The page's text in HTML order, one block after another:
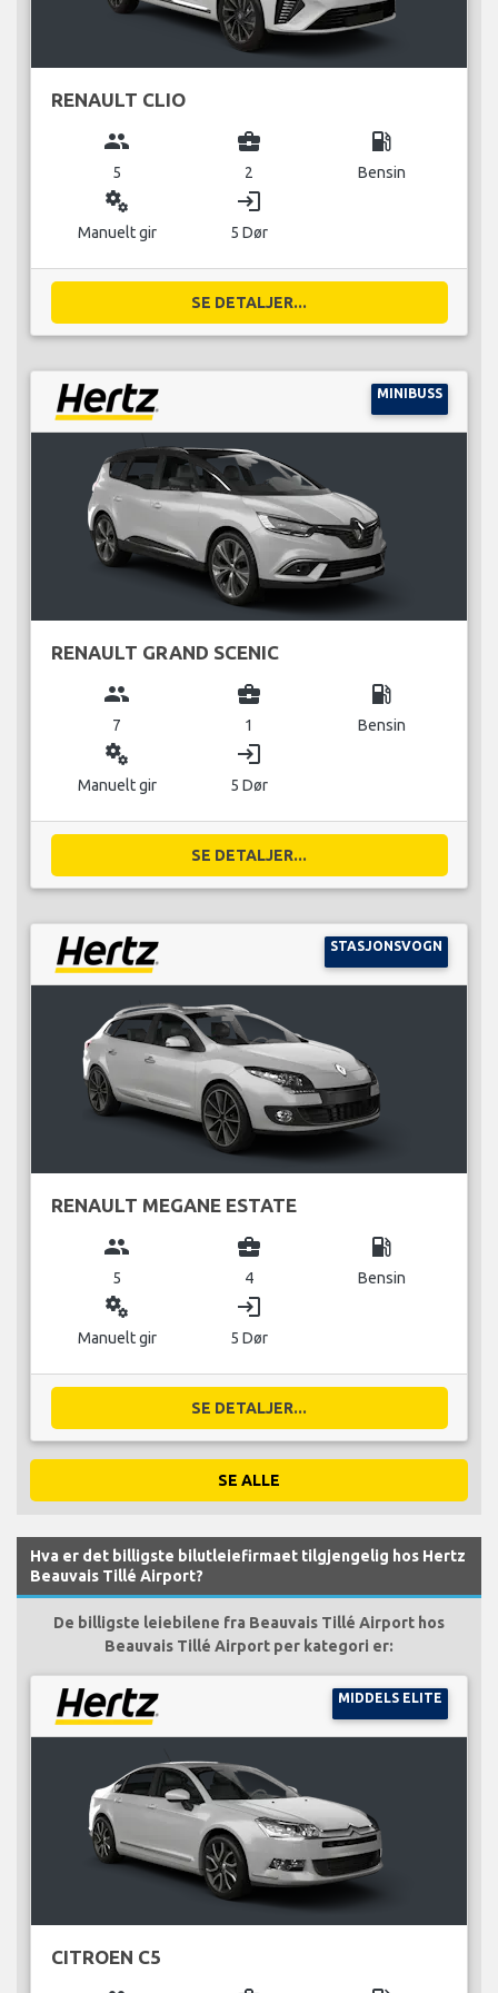
RENAULT CLIO
group
5
business_center
2
local_gas_station
Bensin
miscellaneous_services
Manuelt gir
login
5 Dør
SE DETALJER...
MINIBUSS
RENAULT GRAND SCENIC
group
7
business_center
1
local_gas_station
Bensin
miscellaneous_services
Manuelt gir
login
5 Dør
SE DETALJER...
STASJONSVOGN
RENAULT MEGANE ESTATE
group
5
business_center
4
local_gas_station
Bensin
miscellaneous_services
Manuelt gir
login
5 Dør
SE DETALJER...
SE ALLE
Hva er det billigste bilutleiefirmaet tilgjengelig hos Hertz
Beauvais Tillé Airport?
De billigste leiebilene fra Beauvais Tillé Airport hos
Beauvais Tillé Airport per kategori er:
MIDDELS ELITE
CITROEN C5